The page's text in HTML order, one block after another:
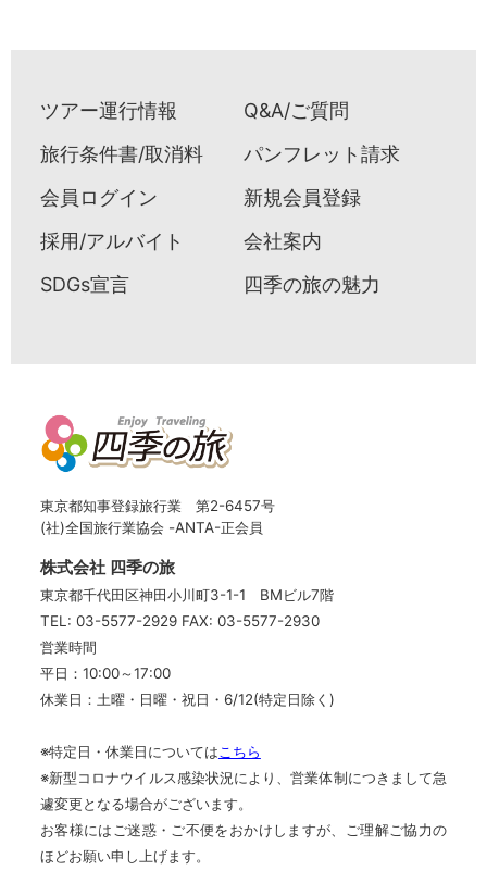
ツアー運行情報
Q&A/ご質問
旅行条件書/取消料
パンフレット請求
会員ログイン
新規会員登録
採用/アルバイト
会社案内
SDGs宣言
四季の旅の魅力
東京都知事登録旅行業 第2-6457号
(社)全国旅行業協会 -ANTA-正会員
株式会社 四季の旅
東京都千代田区神田小川町3-1-1 BMビル7階
TEL: 03-5577-2929FAX: 03-5577-2930
営業時間
平日：10:00～17:00
休業日：土曜・日曜・祝日・6/12(特定日除く)
※特定日・休業日については こちら
※新型コロナウイルス感染状況により、営業体制につきまして急
遽変更となる場合がございます。
お客様にはご迷惑・ご不便をおかけしますが、ご理解ご協力の
ほどお願い申し上げます。